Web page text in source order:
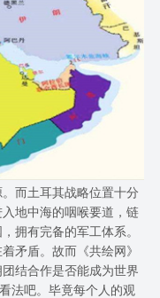
而土耳其战略位置十分
地中海的咽喉要道，链
拥有完备的军工体系。
矛盾。故而《共绘网》
结合作是否能成为世界
法吧。毕竟每个人的观